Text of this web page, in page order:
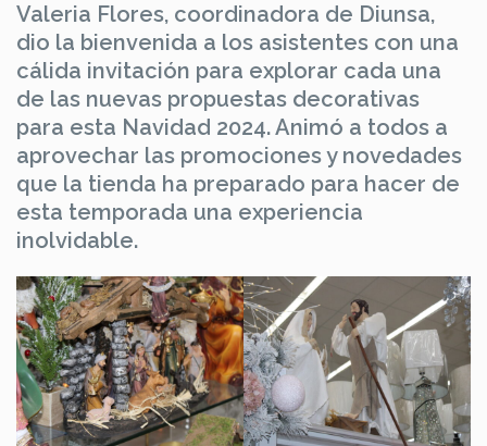
Valeria Flores, coordinadora de Diunsa,
dio la bienvenida a los asistentes con una
cálida invitación para explorar cada una
de las nuevas propuestas decorativas
para esta Navidad 2024. Animó a todos a
aprovechar las promociones y novedades
que la tienda ha preparado para hacer de
esta temporada una experiencia
inolvidable.